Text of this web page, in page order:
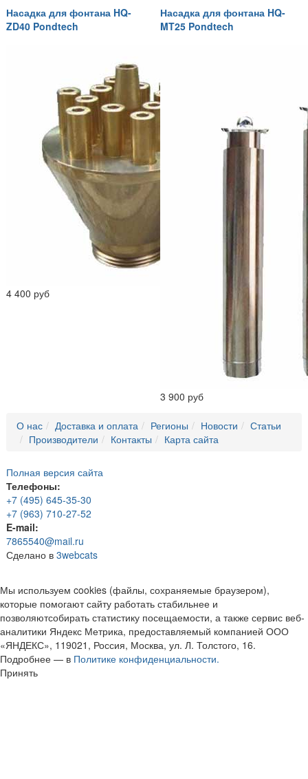
Насадка для фонтана HQ-
ZD40 Pondtech
4 400 руб
Насадка для фонтана HQ-
MT25 Pondtech
3 900 руб
О нас Доставка и оплата Регионы Новости
Статьи
Производители
Контакты Карта сайта
Полная версия сайта
Телефоны:
+7 (495) 645-35-30
+7 (963) 710-27-52
E-mail:
7865540@mail.ru
Сделано в 3webcats
Мы используем cookies (файлы, сохраняемые браузером),
которые помогают сайту работать стабильнее и
позволяютсобирать статистику посещаемости, а также сервис веб-
аналитики Яндекс Метрика, предоставляемый компанией ООО
«ЯНДЕКС», 119021, Россия, Москва, ул. Л. Толстого, 16.
Подробнее — в Политике конфиденциальности.
Принять